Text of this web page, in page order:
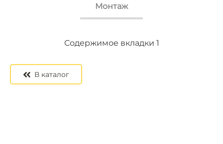
Монтаж
Содержимое вкладки 1
Содержимое вкладки 2
Содержимое вкладки 3
В каталог